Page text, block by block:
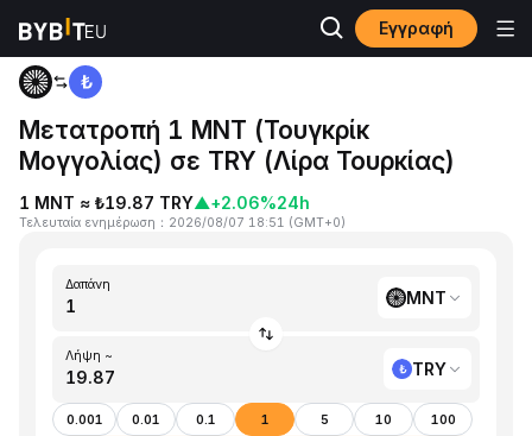
Εγγραφή
Αρχική MNT to TRY
Μετατροπή 1 MNT (Τουγκρίκ
Μογγολίας) σε TRY (Λίρα Τουρκίας)
1 MNT ≈ ₺19.87 TRY▲+2.06%24h
Τελευταία ενημέρωση ： 2026/08/07 18:51 (GMT+0)
Δαπάνη
MNT
Λήψη ~
TRY
0.001 0.01 0.1 1 5 10 100